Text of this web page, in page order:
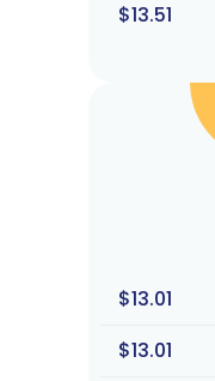
$13.51
$13.01
$13.01